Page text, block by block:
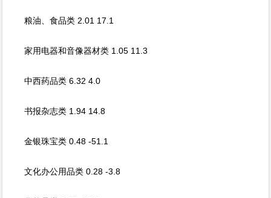
粮油、食品类 2.01 17.1
家用电器和音像器材类 1.05 11.3
中西药品类 6.32 4.0
书报杂志类 1.94 14.8
金银珠宝类 0.48 -51.1
文化办公用品类 0.28 -3.8